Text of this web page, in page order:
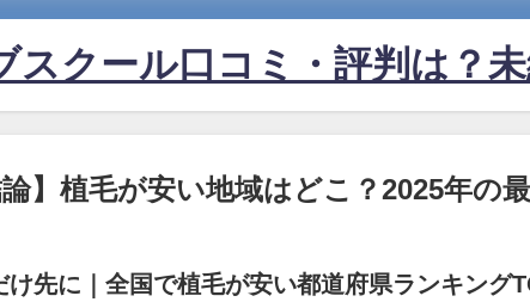
スクール口コミ・評判は？
】植毛が安い地域はどこ？2025年の
け先に｜全国で植毛が安い都道府県ランキング